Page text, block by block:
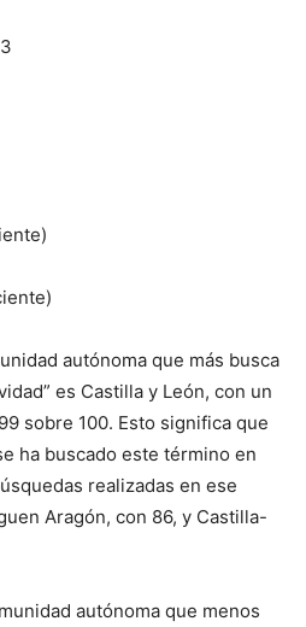
autónoma que más busca
es Castilla y León, con un
sobre 100. Esto significa que
ha buscado este término en
realizadas en ese
Aragón, con 86, y Castilla-
autónoma que menos